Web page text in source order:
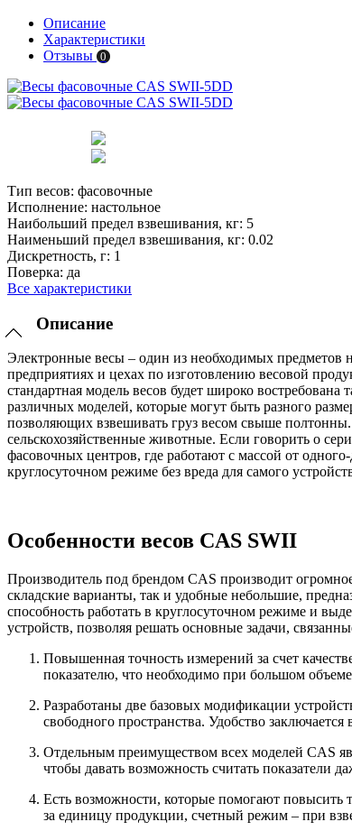
Описание
Характеристики
Отзывы 0
Тип весов: фасовочные
Исполнение: настольное
Наибольший предел взвешивания, кг: 5
Наименьший предел взвешивания, кг: 0.02
Дискретность, г: 1
Поверка: да
Все характеристики
Описание
Электронные весы – один из необходимых предметов
предприятиях и цехах по изготовлению весовой
стандартная модель весов будет широко
различных моделей, которые могут быть разного
позволяющих взвешивать груз весом свыше
сельскохозяйственные животные. Если говорить о
фасовочных центров, где работают с массой от
круглосуточном режиме без вреда для самого
Особенности весов CAS SWII
Производитель под брендом CAS производит
складские варианты, так и удобные небольшие,
способность работать в круглосуточном режиме и
устройств, позволяя решать основные задачи,
Повышенная точность измерений за счет
показателю, что необходимо при большом
Разработаны две базовых модификации
свободного пространства. Удобство
Отдельным преимуществом всех моделей CAS
чтобы давать возможность считать показатели
Есть возможности, которые помогают повысить
за единицу продукции, счетный режим – при